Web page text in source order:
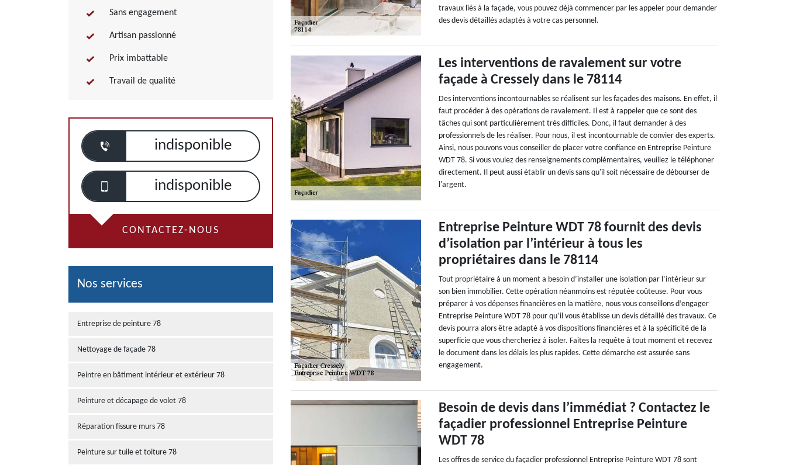
Sans engagement
Artisan passionné
Prix imbattable
Travail de qualité
indisponible
indisponible
CONTACTEZ-NOUS
Nos services
Entreprise de peinture 78
Nettoyage de façade 78
Peintre en bâtiment intérieur et extérieur 78
Peinture et décapage de volet 78
Réparation fissure murs 78
Peinture sur tuile et toiture 78
travaux liés à la façade, vous pouvez déjà commencer par les appeler pour demander
des devis détaillés adaptés à votre cas personnel.
Les interventions de ravalement sur votre
façade à Cressely dans le 78114
Des interventions incontournables se réalisent sur les façades des maisons. En effet, il
faut procéder à des opérations de ravalement. Il est à rappeler que ce sont des
tâches qui sont particulièrement très difficiles. Donc, il faut demander à des
professionnels de les réaliser. Pour nous, il est incontournable de convier des experts.
Ainsi, nous pouvons vous conseiller de placer votre confiance en Entreprise Peinture
WDT 78. Si vous voulez des renseignements complémentaires, veuillez le téléphoner
directement. Il peut aussi établir un devis sans qu'il soit nécessaire de débourser de
l'argent.
Entreprise Peinture WDT 78 fournit des devis
d’isolation par l’intérieur à tous les
propriétaires dans le 78114
Tout propriétaire à un moment a besoin d’installer une isolation par l’intérieur sur
son bien immobilier. Cette opération néanmoins est réputée coûteuse. Pour vous
préparer à vos dépenses financières en la matière, nous vous conseillons d’engager
Entreprise Peinture WDT 78 pour qu’il vous établisse un devis détaillé des travaux. Ce
devis pourra alors être adapté à vos dispositions financières et à la spécificité de la
superficie que vous chercheriez à isoler. Faites la requête à tout moment et recevez
le document dans les délais les plus rapides. Cette démarche est assurée sans
engagement.
Besoin de devis dans l’immédiat ? Contactez le
façadier professionnel Entreprise Peinture
WDT 78
Les offres de service du façadier professionnel Entreprise Peinture WDT 78 sont